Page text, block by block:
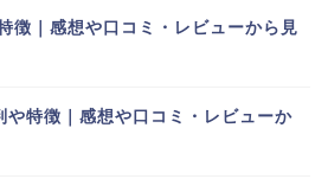
徴｜感想や口コミ・レビューから見
や特徴｜感想や口コミ・レビューか